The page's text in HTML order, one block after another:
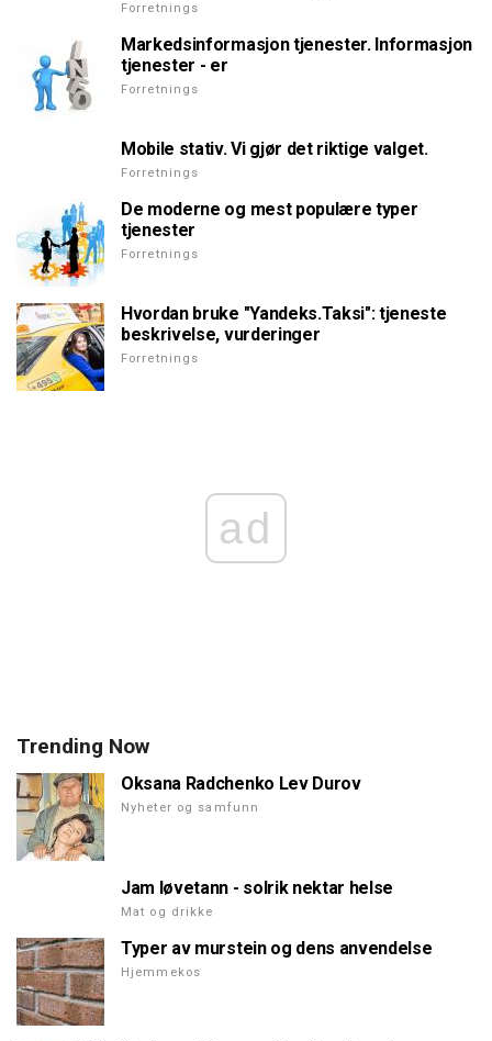
Forretnings
Markedsinformasjon tjenester. Informasjon
tjenester - er
Forretnings
Mobile stativ. Vi gjør det riktige valget.
Forretnings
De moderne og mest populære typer
tjenester
Forretnings
Hvordan bruke "Yandeks.Taksi": tjeneste
beskrivelse, vurderinger
Forretnings
ad
Trending Now
Oksana Radchenko Lev Durov
Nyheter og samfunn
Jam løvetann - solrik nektar helse
Mat og drikke
Typer av murstein og dens anvendelse
Hjemmekos